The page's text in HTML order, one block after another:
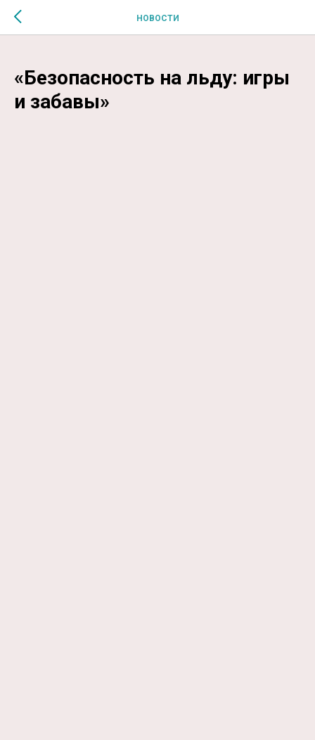
$MESSAGE$
НОВОСТИ
«Безопасность на льду: игры
и забавы»